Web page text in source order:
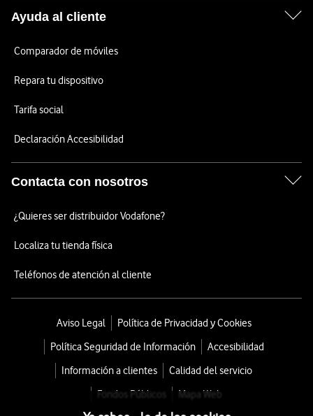
Ayuda al cliente
Comparador de móviles
Repara tu dispositivo
Tarifa social
Declaración Accesibilidad
Contacta con nosotros
¿Quieres ser distribuidor Vodafone?
Localiza tu tienda física
Teléfonos de atención al cliente
Aviso Legal
Política de Privacidad y Cookies
Política Seguridad de Información
Accesibilidad
Información a clientes
Calidad del servicio
Fondos Públicos
Mapa Web